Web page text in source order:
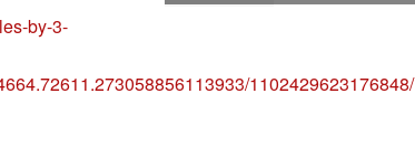
by-3-
1102429623176848/